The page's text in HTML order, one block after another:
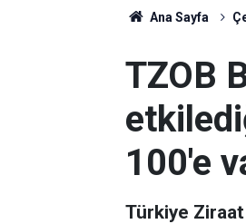
Ana Sayfa
TZOB
100'e
Türkiye Ziraat